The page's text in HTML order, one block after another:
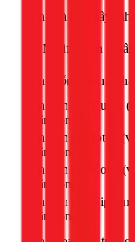
Sơn nhà mới xây
Bả Matit + Sơn (nhân
Sơn chống thấm
Sơn trọn gói Dulux
nhân công)
Sơn trọn gói Jotun
nhân công)
Sơn trọn gói Kova
nhân công)
Sơn trọn gói Nippon
nhân công)